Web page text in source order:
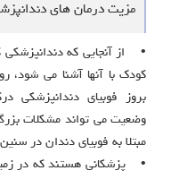
مزیت درمان های
• از آنجایی که دندانپزشکی
کودک با آنها آشنا می شود،
بروز فوبیای دندانپزشکی
وضعیت می تواند مشکلات
مبتلا به فوبیای دندان در
• پزشکانی هستند که در